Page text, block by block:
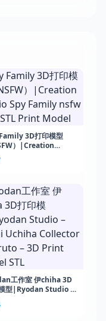
3D打印模型
）|Creation
Print Model
工作室 伊chiha 3D
型|Ryodan Studio –
– 3D Print Model